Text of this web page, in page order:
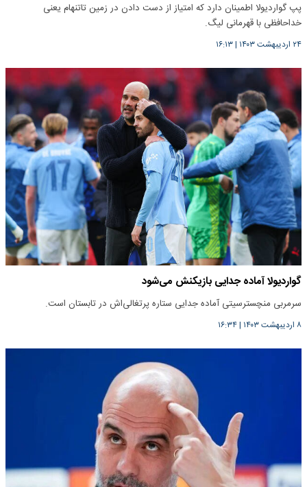
پپ گواردیولا اطمینان دارد که امتیاز از دست دادن در زمین تاتنهام یعنی
خداحافظی با قهرمانی لیگ.
۲۴ اردیبهشت ۱۴۰۳ |۱۶:۱۳
گواردیولا آماده جدایی بازیکنش می‌شود
سرمربی منچسترسیتی آماده جدایی ستاره پرتغالی‌اش در تابستان است.
۸ اردیبهشت ۱۴۰۳ |۱۶:۳۴